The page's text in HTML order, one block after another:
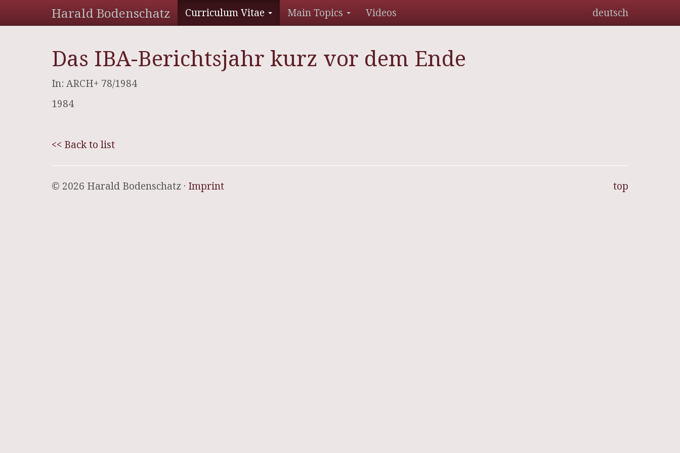
Harald Bodenschatz Curriculum Vitae Main Topics Videos deutsch
Das IBA-Berichtsjahr kurz vor dem Ende
In: ARCH+ 78/1984
1984
<< Back to list
top
© 2026 Harald Bodenschatz · Imprint